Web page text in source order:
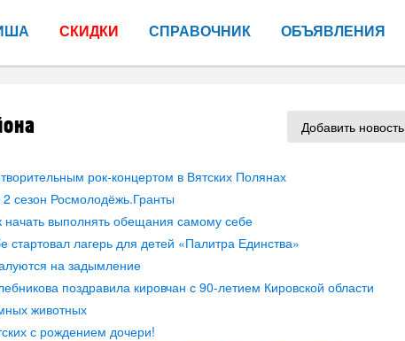
СКИДКИ СПРАВОЧНИК ОБЪЯВЛЕНИЯ
Добавить новость
рок-концертом в Вятских Полянах
сезон Росмолодёжь.Гранты
начать выполнять обещания самому себе
лагерь для детей «Палитра Единства»
на задымление
поздравила кировчан с 90-летием Кировской области
животных
с рождением дочери!